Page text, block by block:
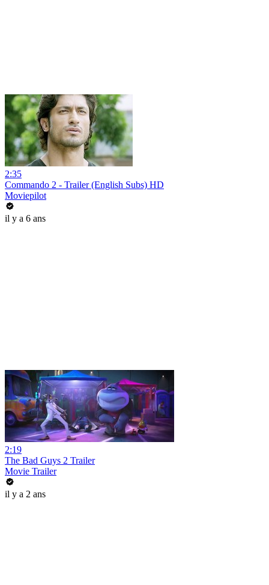
2:35
Commando 2 - Trailer (English Subs) HD
Moviepilot
il y a 6 ans
2:19
The Bad Guys 2 Trailer
Movie Trailer
il y a 2 ans